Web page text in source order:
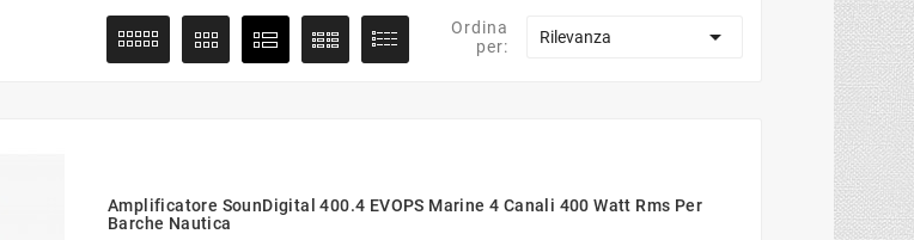
Ordina
per:
Rilevanza 
Amplificatore SounDigital 400.4 EVOPS Marine 4 Canali 400 Watt Rms Per
Barche Nautica